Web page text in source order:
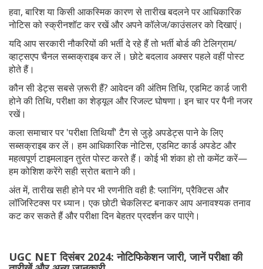
हवा, बारिश या किसी आकस्मिक कारण से तारीख बदलने पर आधिकारिक
नोटिस को स्क्रीनशॉट कर रखें और अपने कॉलेज/काउंसलर को दिखाएं।
यदि आप सरकारी नौकरियों की भर्ती दे रहे हैं तो भर्ती बोर्ड की टेलिग्राम/
व्हाट्सएप चैनल सब्सक्राइब कर लें। छोटे बदलाव अक्सर पहले वहीं पोस्ट
होते हैं।
कौन सी डेट्स सबसे ज़रूरी हैं? आवेदन की अंतिम तिथि, एडमिट कार्ड जारी
होने की तिथि, परीक्षा का शेड्यूल और रिजल्ट घोषणा। इन चार पर पैनी नजर
रखें।
कला समाचार पर 'परीक्षा तिथियाँ' टैग से जुड़े अपडेट्स पाने के लिए
सब्सक्राइब कर लें। हम आधिकारिक नोटिस, एडमिट कार्ड अपडेट और
महत्वपूर्ण टाइमलाइन तुरंत पोस्ट करते हैं। कोई भी शंका हो तो कमेंट करें—
हम कोशिश करेंगे सही स्रोत बताने की।
अंत में, तारीख सही होने पर भी रणनीति वही है: प्लानिंग, प्रैक्टिस और
लॉजिस्टिक्स पर ध्यान। एक छोटी चेकलिस्ट बनाकर आप अनावश्यक तनाव
कट कर सकते हैं और परीक्षा दिन बेहतर प्रदर्शन कर पाएंगे।
UGC NET दिसंबर 2024: नोटिफिकेशन जारी, जानें परीक्षा की